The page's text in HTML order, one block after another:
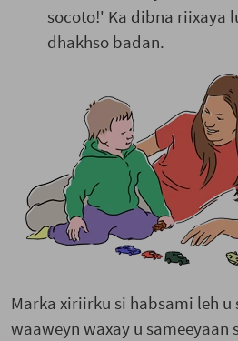
socoto!' Ka dibna riixaya
dhakhso badan.
Marka xiriirku si habsami leh u
waaweyn waxay u sameeyaan